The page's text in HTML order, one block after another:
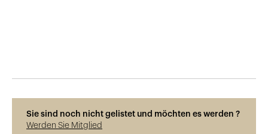
Sie sind noch nicht gelistet und möchten es werden ?
Werden Sie Mitglied